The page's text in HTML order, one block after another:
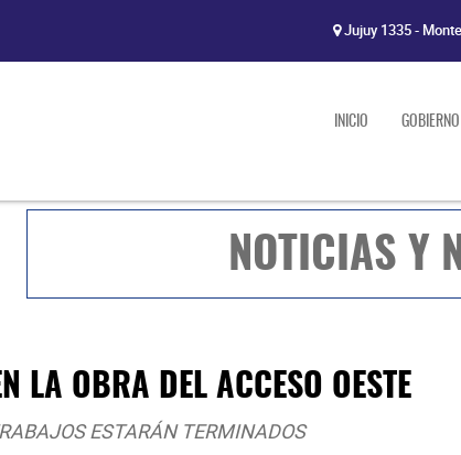
Jujuy 1335 -
INICIO GOBIERNO
NOTICIAS Y
LA OBRA DEL ACCESO OESTE
ESTARÁN TERMINADOS